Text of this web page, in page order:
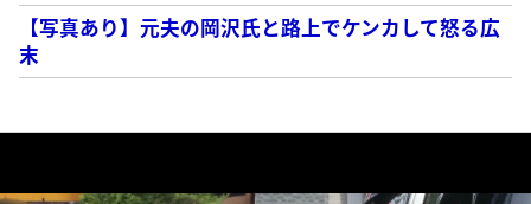
【写真あり】元夫の岡沢氏と路上でケンカして怒る広
末